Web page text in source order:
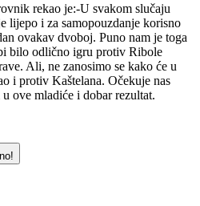
rekao je:-U svakom slučaju
lijepo i za samopouzdanje korisno
ovakav dvoboj. Puno nam je toga
bilo odlično igru protiv Ribole
Ali, ne zanosimo se kako će u
i protiv Kaštelana. Očekuje nas
ove mladiće i dobar rezultat.